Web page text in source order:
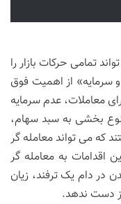
تمامی حرکات بازار را
سرمایه» از اهمیت فوق
معاملات، عدم سرمایه
بخشی به سبد سهام،
که می تواند معامله گر
اقدامات به معامله گر
در دام یک ترفند، زیان
دست ندهد.